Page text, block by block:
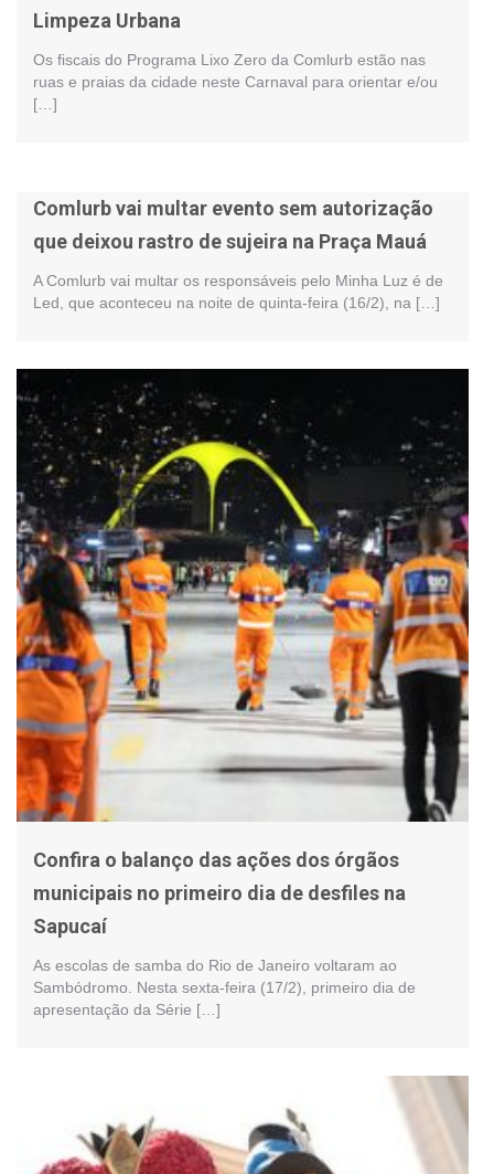
Limpeza Urbana
Os fiscais do Programa Lixo Zero da Comlurb estão nas
ruas e praias da cidade neste Carnaval para orientar e/ou
[…]
Comlurb vai multar evento sem autorização
que deixou rastro de sujeira na Praça Mauá
A Comlurb vai multar os responsáveis pelo Minha Luz é de
Led, que aconteceu na noite de quinta-feira (16/2), na […]
Confira o balanço das ações dos órgãos
municipais no primeiro dia de desfiles na
Sapucaí
As escolas de samba do Rio de Janeiro voltaram ao
Sambódromo. Nesta sexta-feira (17/2), primeiro dia de
apresentação da Série […]